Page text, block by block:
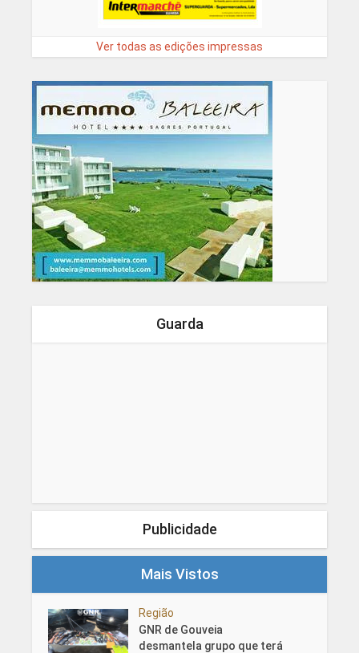
Ver todas as edições impressas
Guarda
Publicidade
Mais Vistos
Região
GNR de Gouveia
desmantela grupo que terá